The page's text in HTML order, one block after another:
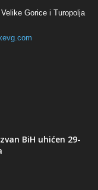
Gorice i Turopolja
BiH uhićen 29-